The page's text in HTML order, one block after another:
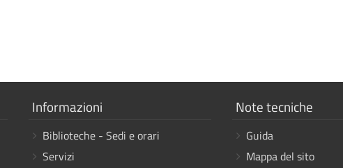
Mostra
link
Informazioni
Biblioteche - Sedi e orari
Servizi
Mostra
link
Note tecniche
Guida
Mappa del sito